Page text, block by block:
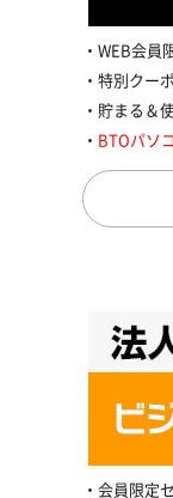
WEB会員
特別クー
貯まる＆
BTOパソ
会員限定